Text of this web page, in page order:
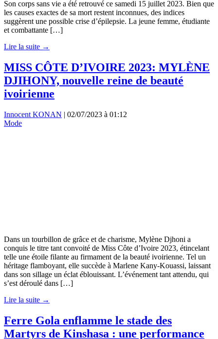
Son corps sans vie a été retrouvé ce samedi 15 juillet 2023. Bien que
les causes exactes de sa mort restent inconnues, des indices
suggèrent une possible crise d’épilepsie. La jeune femme, étudiante
et combattante […]
Lire la suite →
MISS CÔTE D’IVOIRE 2023: MYLÈNE
DJIHONY, nouvelle reine de beauté
ivoirienne
Innocent KONAN | 02/07/2023 à 01:12
Mode
Dans un tourbillon de grâce et de charisme, Mylène Djhoni a
conquis le titre tant convoité de Miss Côte d’Ivoire 2023, étincelant
telle une étoile filante au firmament de la beauté ivoirienne. Tel un
héritage flamboyant, elle succède à Marlene Kany-Kouassi, laissant
dans son sillage un éclat éblouissant. L’événement tant attendu, qui
s’est déroulé dans […]
Lire la suite →
Ferre Gola enflamme le stade des
Martyrs de Kinshasa : une performance